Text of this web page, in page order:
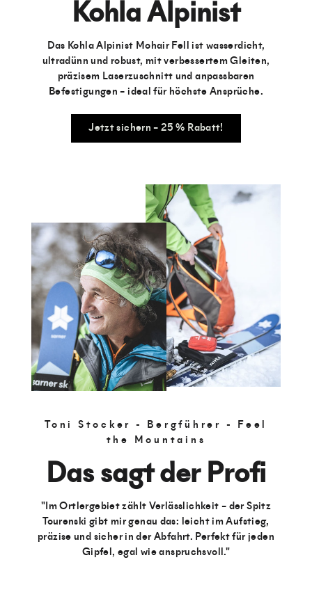
Kohla Alpinist
Das Kohla Alpinist Mohair Fell ist wasserdicht,
ultradünn und robust, mit verbessertem Gleiten,
präzisem Laserzuschnitt und anpassbaren
Befestigungen – ideal für höchste Ansprüche.
Jetzt sichern – 25 % Rabatt!
Toni Stocker - Bergführer - Feel
the Mountains
Das sagt der Profi
"Im Ortlergebiet zählt Verlässlichkeit – der Spitz
Tourenski gibt mir genau das: leicht im Aufstieg,
präzise und sicher in der Abfahrt. Perfekt für jeden
Gipfel, egal wie anspruchsvoll."